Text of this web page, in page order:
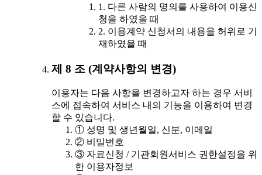
1. 다른 사람의 명의를 사용하여 이용신
청을 하였을 때
2. 이용계약 신청서의 내용을 허위로 기
재하였을 때
제 8 조 (계약사항의 변경)
이용자는 다음 사항을 변경하고자 하는 경우 서비
스에 접속하여 서비스 내의 기능을 이용하여 변경
할 수 있습니다.
① 성명 및 생년월일, 신분, 이메일
② 비밀번호
③ 자료신청 / 기관회원서비스 권한설정을 위
한 이용자정보